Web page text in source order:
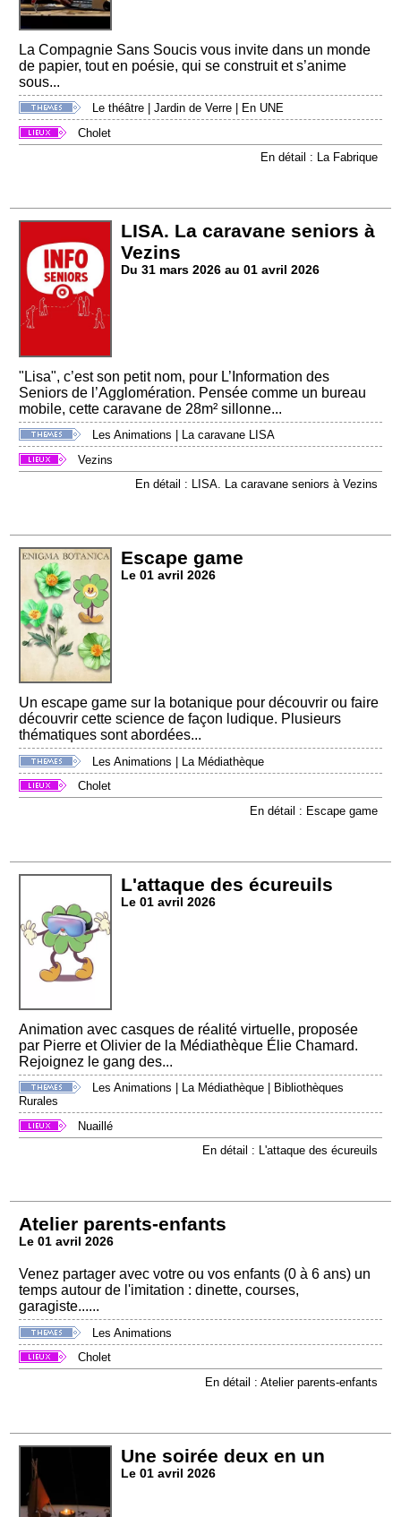
La Compagnie Sans Soucis vous invite dans un monde
de papier, tout en poésie, qui se construit et s’anime
sous...
Le théâtre |Jardin de Verre
En UNE
Cholet
En détail : La Fabrique
LISA. La caravane seniors à
Vezins
Du 31 mars 2026 au 01 avril 2026
"Lisa", c’est son petit nom, pour L’Information des
Seniors de l’Agglomération. Pensée comme un bureau
mobile, cette caravane de 28m² sillonne...
Les Animations
La caravane LISA
Vezins
En détail : LISA. La caravane seniors à Vezins
Escape game
Le 01 avril 2026
Un escape game sur la botanique pour découvrir ou faire
découvrir cette science de façon ludique. Plusieurs
thématiques sont abordées...
Les Animations
La Médiathèque
Cholet
En détail : Escape game
L'attaque des écureuils
Le 01 avril 2026
Animation avec casques de réalité virtuelle, proposée
par Pierre et Olivier de la Médiathèque Élie Chamard.
Rejoignez le gang des...
Les Animations La Médiathèque
Bibliothèques
Rurales
Nuaillé
En détail : L'attaque des écureuils
Atelier parents-enfants
Le 01 avril 2026
Venez partager avec votre ou vos enfants (0 à 6 ans) un
temps autour de l'imitation : dinette, courses,
garagiste......
Les Animations
Cholet
En détail : Atelier parents-enfants
Une soirée deux en un
Le 01 avril 2026